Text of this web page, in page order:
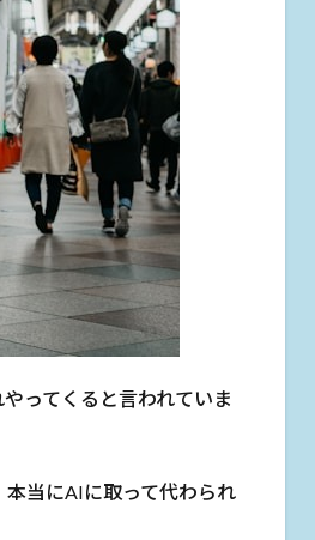
ってくると言われていま
当にAIに取って代わられ